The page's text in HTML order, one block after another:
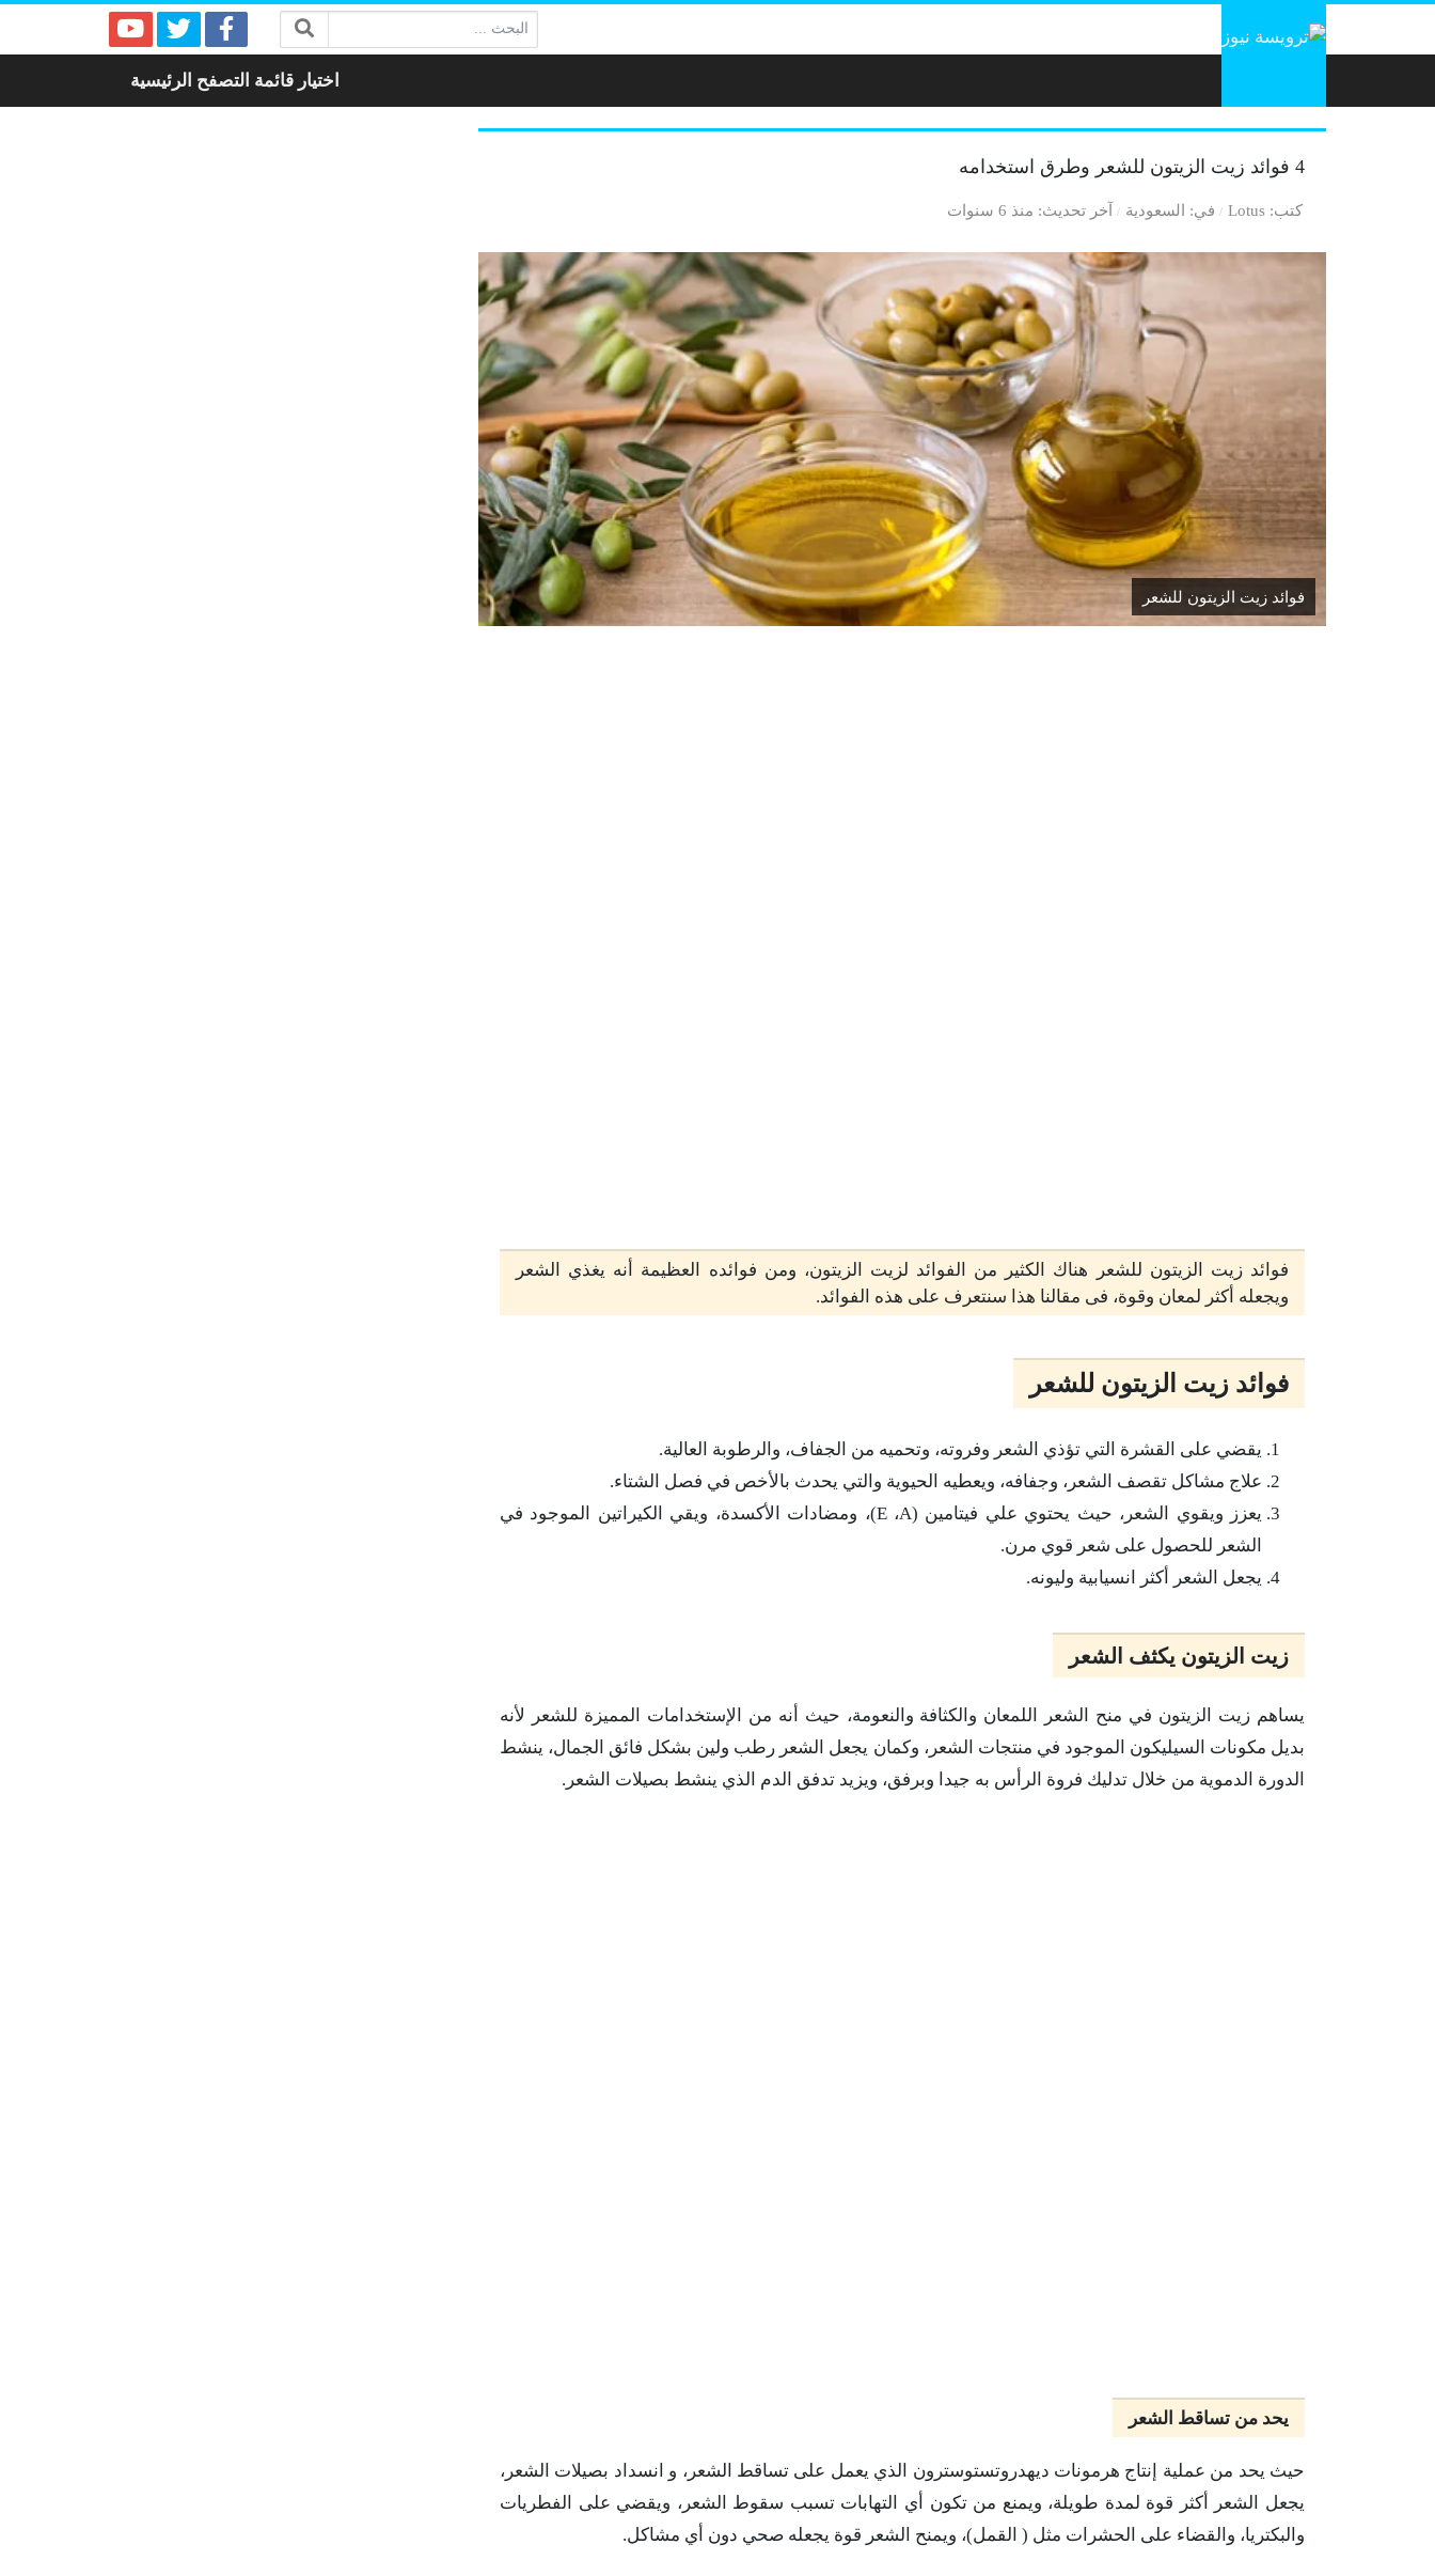
البحث:
اختيار قائمة التصفح الرئيسية
4 فوائد زيت الزيتون للشعر وطرق استخدامه
كتب Lotus في السعودية آخر تحديث منذ 6 سنوات
فوائد زيت الزيتون للشعر
فوائد زيت الزيتون للشعر هناك الكثير من الفوائد لزيت الزيتون، ومن فوائده العظيمة أنه يغذي الشعر
ويجعله أكثر لمعان وقوة، فى مقالنا هذا سنتعرف على هذه الفوائد.
فوائد زيت الزيتون للشعر
يقضي على القشرة التي تؤذي الشعر وفروته، وتحميه من الجفاف، والرطوبة العالية.
علاج مشاكل تقصف الشعر، وجفافه، ويعطيه الحيوية والتي يحدث بالأخص في فصل الشتاء.
يعزز ويقوي الشعر، حيث يحتوي علي فيتامين (E ،A)، ومضادات الأكسدة، ويقي الكيراتين الموجود في
الشعر للحصول على شعر قوي مرن.
يجعل الشعر أكثر انسيابية وليونه.
زيت الزيتون يكثف الشعر
يساهم زيت الزيتون في منح الشعر اللمعان والكثافة والنعومة، حيث أنه من الإستخدامات المميزة للشعر لأنه
بديل مكونات السيليكون الموجود في منتجات الشعر، وكمان يجعل الشعر رطب ولين بشكل فائق الجمال، ينشط
الدورة الدموية من خلال تدليك فروة الرأس به جيدا وبرفق، ويزيد تدفق الدم الذي ينشط بصيلات الشعر.
يحد من تساقط الشعر
حيث يحد من عملية إنتاج هرمونات ديهدروتستوسترون الذي يعمل على تساقط الشعر، و انسداد بصيلات الشعر،
يجعل الشعر أكثر قوة لمدة طويلة، ويمنع من تكون أي التهابات تسبب سقوط الشعر، ويقضي على الفطريات
والبكتريا، والقضاء على الحشرات مثل ( القمل)، ويمنح الشعر قوة يجعله صحي دون أي مشاكل.